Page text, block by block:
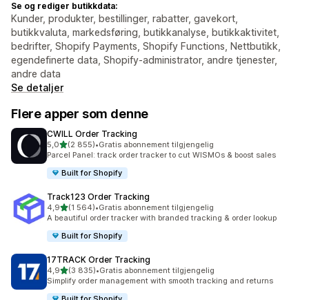
Se og rediger butikkdata:
Kunder, produkter, bestillinger, rabatter, gavekort,
butikkvaluta, markedsføring, butikkanalyse, butikkaktivitet,
bedrifter, Shopify Payments, Shopify Functions, Nettbutikk,
egendefinerte data, Shopify-administrator, andre tjenester,
andre data
Se detaljer
Flere apper som denne
CWILL Order Tracking
5,0av 5 stjerner
(2 855)
Totalt 2855 omtaler
•Gratis abonnement tilgjengelig
Parcel Panel: track order tracker to cut WISMOs & boost sales
Built for Shopify
Track123 Order Tracking
4,9av 5 stjerner
(1 564)
Totalt 1564 omtaler
•Gratis abonnement tilgjengelig
A beautiful order tracker with branded tracking & order lookup
Built for Shopify
17TRACK Order Tracking
4,9av 5 stjerner
(3 835)
Totalt 3835 omtaler
•Gratis abonnement tilgjengelig
Simplify order management with smooth tracking and returns